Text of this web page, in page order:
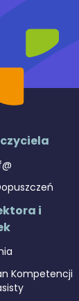
i
Kompetencji